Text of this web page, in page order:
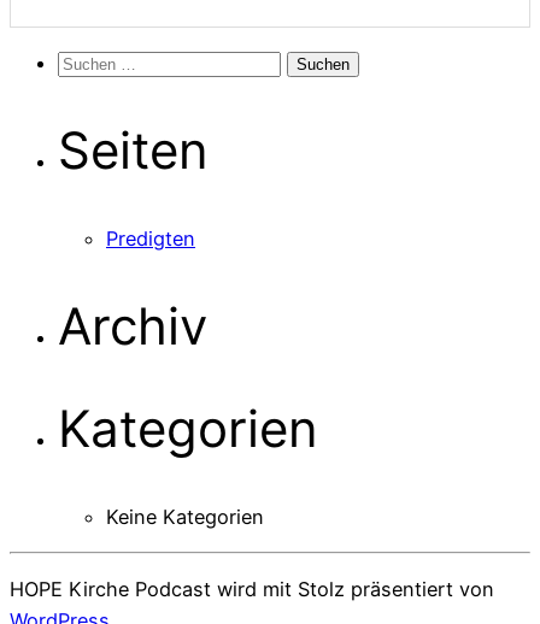
Suchen
Seiten
Predigten
Archiv
Kategorien
Keine Kategorien
HOPE Kirche Podcast wird mit Stolz präsentiert von